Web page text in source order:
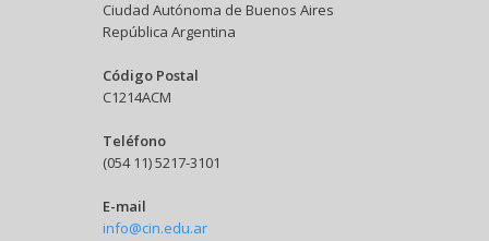
Ciudad Autónoma de Buenos Aires
República Argentina
Código Postal
C1214ACM
Teléfono
(054 11) 5217-3101
E-mail
info@cin.edu.ar